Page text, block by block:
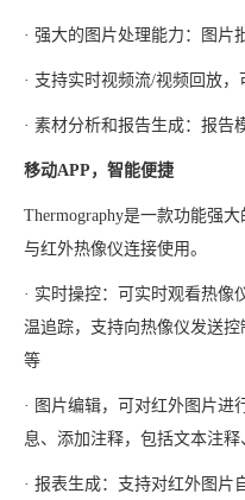
· 强大的图片处理能力：图片
· 支持实时视频流/视频回放
· 素材分析和报告生成：报告
移动APP，智能便捷
Thermography是一款功能强
与红外热像仪连接使用。
· 实时操控：可实时观看热像
温追踪，支持向热像仪发送
等
· 图片编辑，可对红外图片进
息、添加注释，包括文本注
· 报表生成：支持对红外图片